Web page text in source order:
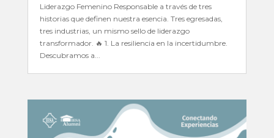
Liderazgo Femenino Responsable a través de tres
historias que definen nuestra esencia. Tres egresadas,
tres industrias, un mismo sello de liderazgo
transformador. 🔥 1. La resiliencia en la incertidumbre.
Descubramos a...